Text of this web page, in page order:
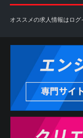
オススメの求人情報はロ